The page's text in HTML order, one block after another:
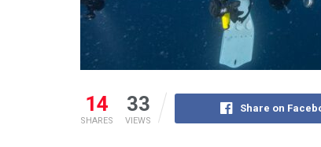
14
SHARES
33
VIEWS
Share on